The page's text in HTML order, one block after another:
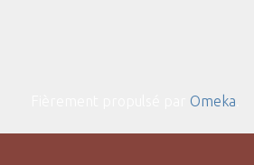
Omeka